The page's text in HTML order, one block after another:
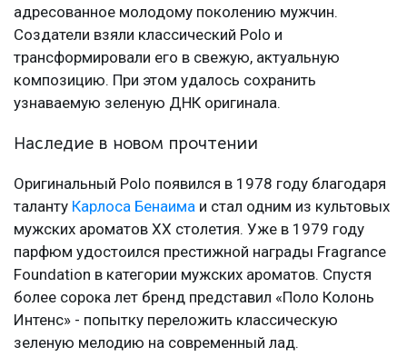
адресованное молодому поколению мужчин.
Создатели взяли классический Polo и
трансформировали его в свежую, актуальную
композицию. При этом удалось сохранить
узнаваемую зеленую ДНК оригинала.
Наследие в новом прочтении
Оригинальный Polo появился в 1978 году благодаря
таланту Карлоса Бенаима и стал одним из культовых
мужских ароматов XX столетия. Уже в 1979 году
парфюм удостоился престижной награды Fragrance
Foundation в категории мужских ароматов. Спустя
более сорока лет бренд представил «Поло Колонь
Интенс» - попытку переложить классическую
зеленую мелодию на современный лад.